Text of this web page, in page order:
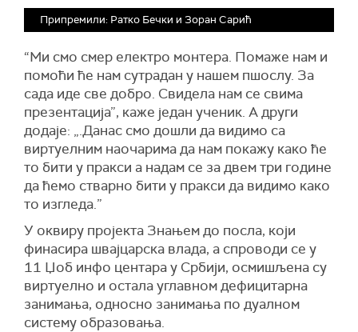
Припремили: Ратко Бечки и Зоран Сарић
“Ми смо смер електро монтера. Помаже нам и
помоћи ће нам сутрадан у нашем пшослу. За
сада иде све добро. Свидела нам се свима
презентација”, каже један ученик. А други
додаје: „.Данас смо дошли да видимо са
виртуелним наочарима да нам покажу како ће
то бити у пракси а надам се за двем три године
да ћемо стварно бити у пракси да видимо како
то изгледа.”
У оквиру пројекта Знањем до посла, који
финасира швајцарска влада, а спроводи се у
11 Џоб инфо центара у Србији, осмишљена су
виртуелно и остала углавном дефицитарна
занимања, односно занимања по дуалном
систему образовања.